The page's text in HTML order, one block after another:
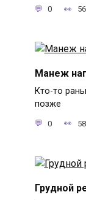
0
Манеж
Кто-то
позже
0
Грудной